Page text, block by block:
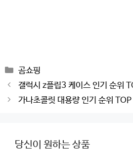
Categories
곰쇼핑
Post
navigation
갤럭시 z플립3 케이스 인기 순위
가나초콜릿 대용량 인기 순위
당신이 원하는 상품